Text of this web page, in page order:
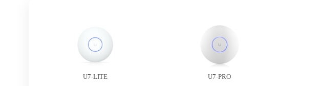
U7-LITE U7-PRO